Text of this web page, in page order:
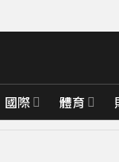
國際 體育